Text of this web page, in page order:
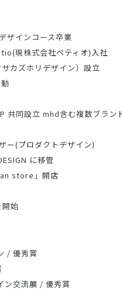
インコース卒業
現株式会社ペティオ)入社
カズホリデザイン）設立
同設立 mhd含む複数ブラン
(プロダクトデザイン)
に移管
store」開店
始
/ 優秀賞
交流展 / 優秀賞